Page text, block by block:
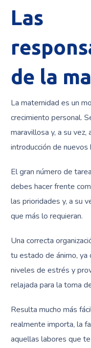
Las
de la
La maternidad es un
crecimiento personal.
maravillosa y, a su
introducción de nuevos
El gran número de
debes hacer frente
las prioridades y, a su
que más lo requieran.
Una correcta
tu estado de ánimo, ya
niveles de estrés y
relajada para la toma
Resulta mucho más
realmente importa, la
aquellas labores que